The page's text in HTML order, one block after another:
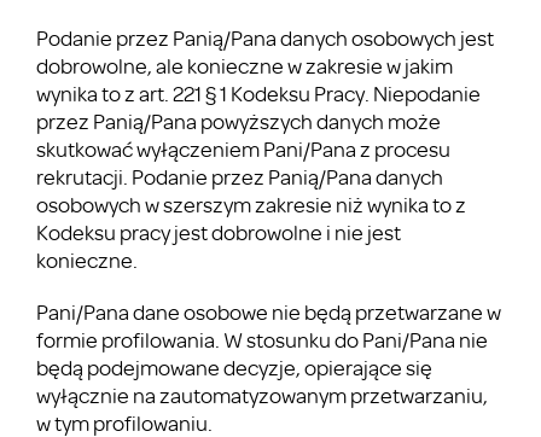
Podanie przez Panią/Pana danych osobowych jest
dobrowolne, ale konieczne w zakresie w jakim
wynika to z art. 221 § 1 Kodeksu Pracy. Niepodanie
przez Panią/Pana powyższych danych może
skutkować wyłączeniem Pani/Pana z procesu
rekrutacji. Podanie przez Panią/Pana danych
osobowych w szerszym zakresie niż wynika to z
Kodeksu pracy jest dobrowolne i nie jest
konieczne.
Pani/Pana dane osobowe nie będą przetwarzane w
formie profilowania. W stosunku do Pani/Pana nie
będą podejmowane decyzje, opierające się
wyłącznie na zautomatyzowanym przetwarzaniu,
w tym profilowaniu.